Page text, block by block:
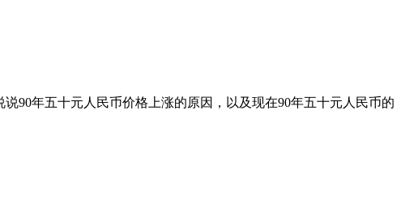
年五十元人民币价格上涨的原因，以及现在90年五十元人民币的